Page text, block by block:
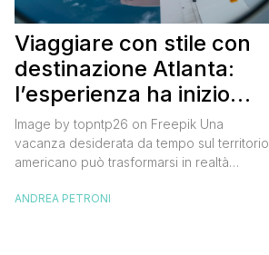
Viaggiare con stile con
destinazione Atlanta:
l’esperienza ha inizio
con un volo Air France
Image by topntp26 on Freepik Una
vacanza desiderata da tempo sul territorio
americano può trasformarsi in realtà
France. Tale realtà, fondata nel 1933, ha
ANDREA PETRONI